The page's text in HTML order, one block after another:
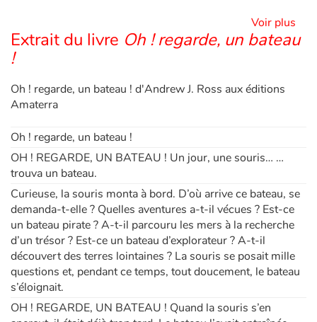
Blog
Par thématique
Rencontres et témoignages
Autour de la lecture
Apprendre à lire
Livre audio
Les textes très rythmés sont parfaitement conçus pour une lecture à voix haute.
Voir plus
Extrait du livre Oh ! regarde, un bateau
!
Oh ! regarde, un bateau ! d'Andrew J. Ross aux éditions
Amaterra
Oh ! regarde, un bateau !
OH ! REGARDE, UN BATEAU ! Un jour, une souris… …
trouva un bateau.
Curieuse, la souris monta à bord. D’où arrive ce bateau, se
demanda-t-elle ? Quelles aventures a-t-il vécues ? Est-ce
un bateau pirate ? A-t-il parcouru les mers à la recherche
d’un trésor ? Est-ce un bateau d’explorateur ? A-t-il
découvert des terres lointaines ? La souris se posait mille
questions et, pendant ce temps, tout doucement, le bateau
s’éloignait.
OH ! REGARDE, UN BATEAU ! Quand la souris s’en